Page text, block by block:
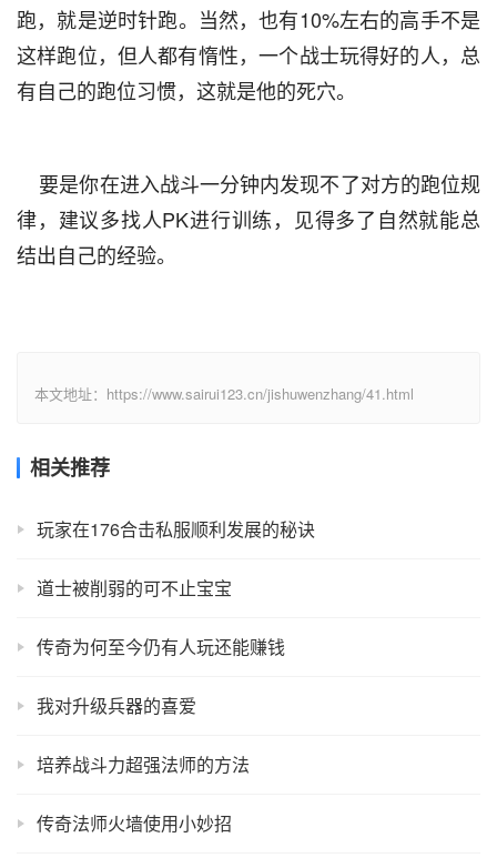
跑，就是逆时针跑。当然，也有10%左右的高手不是
这样跑位，但人都有惰性，一个战士玩得好的人，总
有自己的跑位习惯，这就是他的死穴。
要是你在进入战斗一分钟内发现不了对方的跑位规
律，建议多找人PK进行训练，见得多了自然就能总
结出自己的经验。
本文地址：https://www.sairui123.cn/jishuwenzhang/41.html
相关推荐
玩家在176合击私服顺利发展的秘诀
道士被削弱的可不止宝宝
传奇为何至今仍有人玩还能赚钱
我对升级兵器的喜爱
培养战斗力超强法师的方法
传奇法师火墙使用小妙招